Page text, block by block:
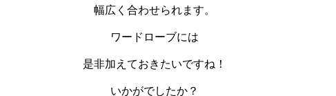
幅広く合わせられます。
ワードローブには
是非加えておきたいですね！
いかがでしたか？